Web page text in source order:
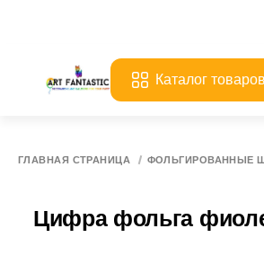
Каталог товаров
ГЛАВНАЯ СТРАНИЦА ФОЛЬГИРОВАННЫЕ
Цифра фольга